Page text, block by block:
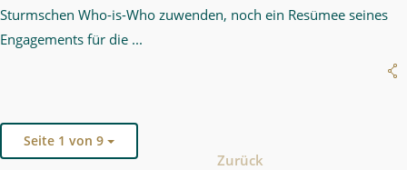
Sturmschen Who-is-Who zuwenden, noch ein Resümee seines
Engagements für die ...
Seite 1 von 9
Zurück